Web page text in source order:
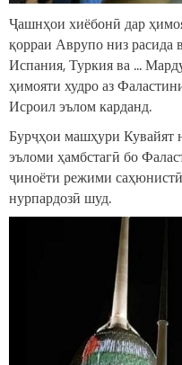
Ҷашнҳои хиёбонӣ дар
қорраи Аврупо низ расида
Испания, Туркия ва ...
ҳимояти худро аз
Исроил эълом карданд.
Бурҷҳои машҳури Кувайят
эъломи ҳамбстагӣ бо
ҷиноёти режими
нурпардозӣ шуд.